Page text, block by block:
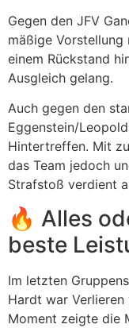
Gegen den JFV
mäßige Vorstellung
einem Rückstand
Ausgleich gelang.
Auch gegen den
Eggenstein/
Hintertreffen. Mit
das Team jedoch
Strafstoß verdient
🔥 Alles
beste
Im letzten
Hardt war
Moment zeigte die